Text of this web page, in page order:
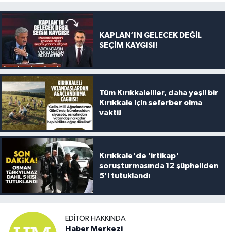
KAPLAN’IN GELECEK DEĞİL
SEÇİM KAYGISI!
Tüm Kırıkkaleliler, daha yeşil bir
Kırıkkale için seferber olma
vakti!
Kırıkkale'de 'irtikap'
soruşturmasında 12 şüpheliden
5’i tutuklandı
EDITÖR HAKKINDA
Haber Merkezi